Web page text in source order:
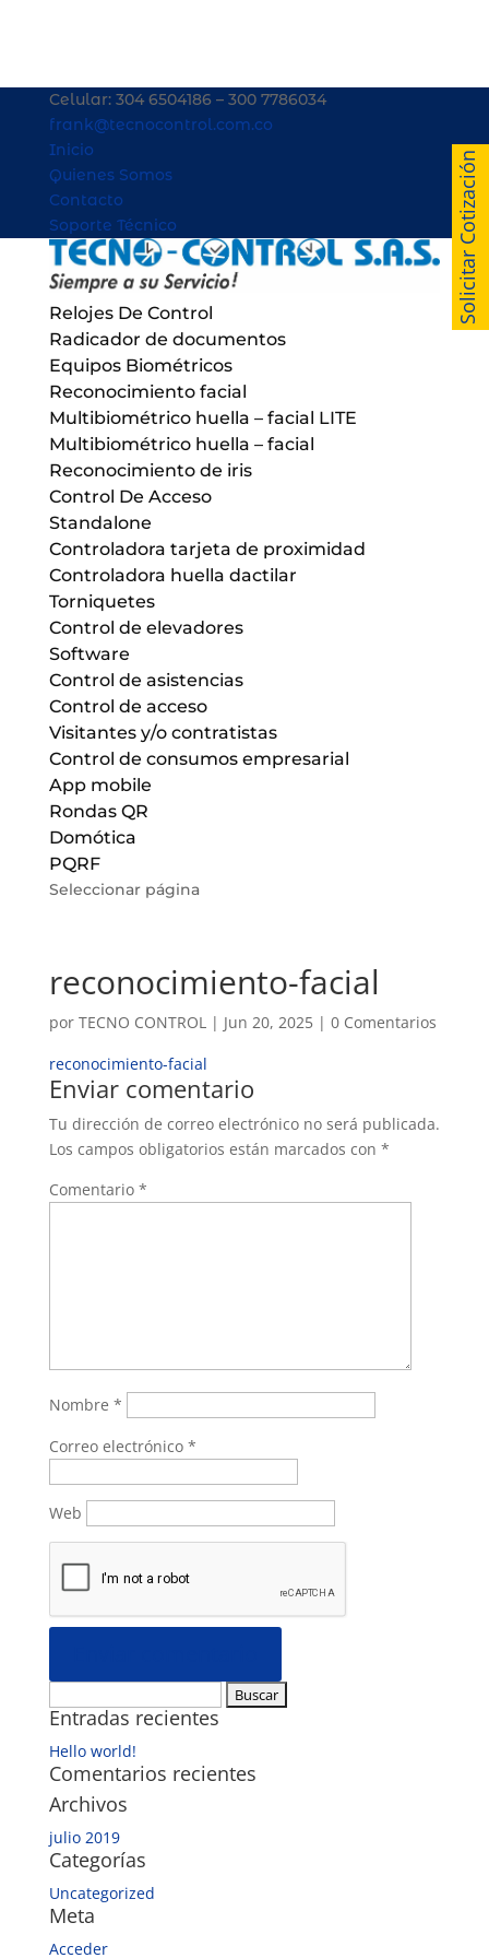
Celular: 304 6504186 – 300 7786034
frank@tecnocontrol.com.co
Inicio
Quienes Somos
Contacto
Soporte Técnico
Relojes De Control
Radicador de documentos
Equipos Biométricos
Reconocimiento facial
Multibiométrico huella – facial LITE
Multibiométrico huella – facial
Reconocimiento de iris
Control De Acceso
Standalone
Controladora tarjeta de proximidad
Controladora huella dactilar
Torniquetes
Control de elevadores
Software
Control de asistencias
Control de acceso
Visitantes y/o contratistas
Control de consumos empresarial
App mobile
Rondas QR
Domótica
PQRF
Seleccionar página
reconocimiento-facial
por TECNO CONTROL| Jun 20, 2025| 0 Comentarios
reconocimiento-facial
Enviar comentario
Tu dirección de correo electrónico no será publicada.
Los campos obligatorios están marcados con *
Comentario *
Nombre *
Correo electrónico *
Web
Entradas recientes
Hello world!
Comentarios recientes
Archivos
julio 2019
Categorías
Uncategorized
Meta
Acceder
Solicitar Cotización